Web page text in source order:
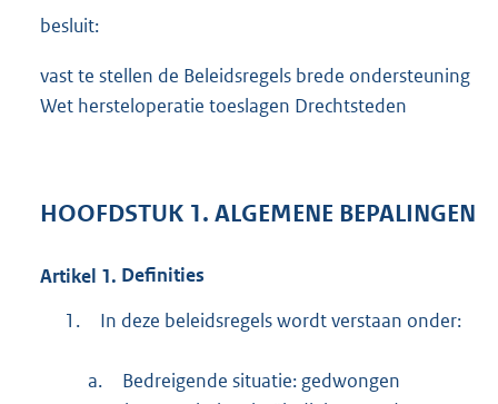
besluit:
vast te stellen de Beleidsregels brede ondersteuning
Wet hersteloperatie toeslagen Drechtsteden
HOOFDSTUK 1. ALGEMENE BEPALINGEN
Artikel 1. Definities
1.
In deze beleidsregels wordt verstaan onder:
a.
Bedreigende situatie: gedwongen